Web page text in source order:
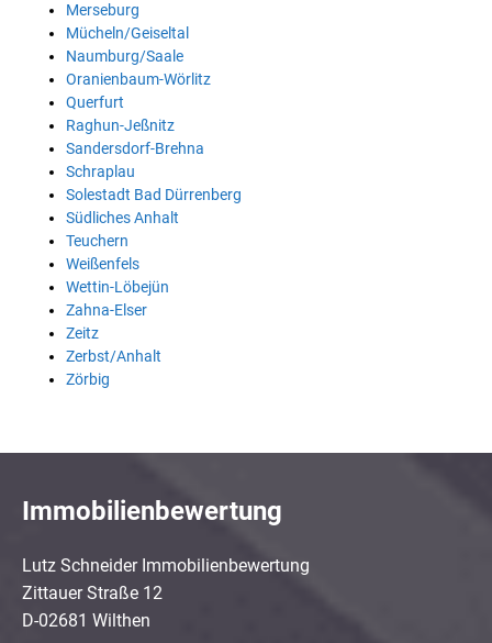
Merseburg
Mücheln/Geiseltal
Naumburg/Saale
Oranienbaum-Wörlitz
Querfurt
Raghun-Jeßnitz
Sandersdorf-Brehna
Schraplau
Solestadt Bad Dürrenberg
Südliches Anhalt
Teuchern
Weißenfels
Wettin-Löbejün
Zahna-Elser
Zeitz
Zerbst/Anhalt
Zörbig
Immobilienbewertung
Lutz Schneider Immobilienbewertung
Zittauer Straße 12
D-02681 Wilthen